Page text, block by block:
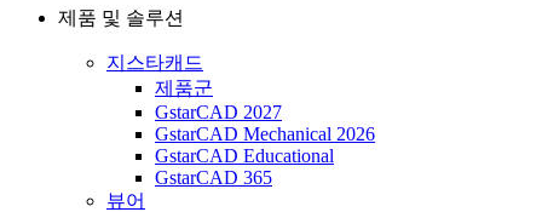
제품 및 솔루션
지스타캐드
제품군
GstarCAD 2027
GstarCAD Mechanical 2026
GstarCAD Educational
GstarCAD 365
뷰어